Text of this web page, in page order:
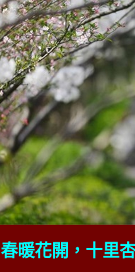
春暖花開，十里